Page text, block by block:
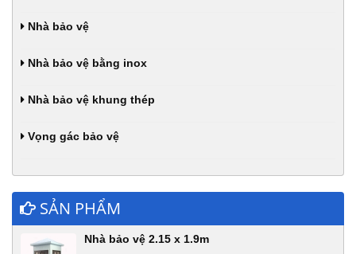
Nhà bảo vệ
Nhà bảo vệ bằng inox
Nhà bảo vệ khung thép
Vọng gác bảo vệ
SẢN PHẨM
Nhà bảo vệ 2.15 x 1.9m